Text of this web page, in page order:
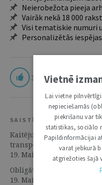
Neierobežota pieeja
Vairāk nekā 18 000
Visi tematiskie numuri
Personalizētās
33
SAISTĪTIE RESURSI
Kaitējuma kompensācija
transportlīdzekļu
19. Maijs 2020 |
Obligātā apdrošināšana
19. Maijs 2020 |
Vietnē
Lai vietne
nepieciešamās
piekrišanu var
statistikas, sociālo
Papildinformācijai
varat jebkurā
atgriežoties šajā